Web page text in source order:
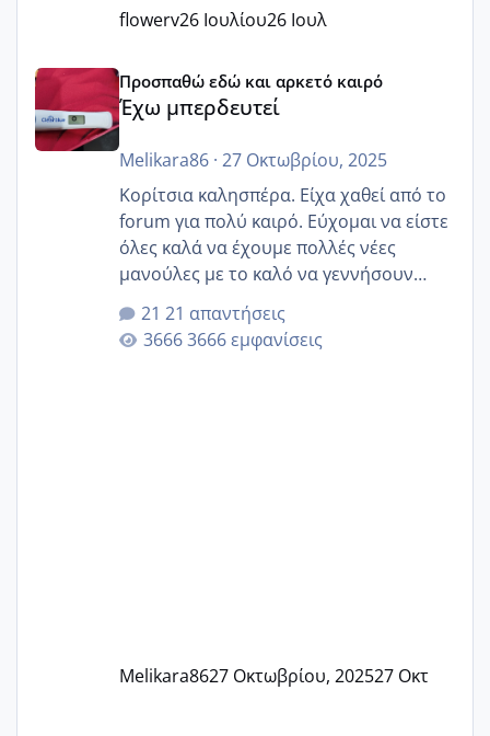
flowerv26 Ιουλίου26 Ιουλ
Έχω μπερδευτεί
Προσπαθώ εδώ και αρκετό καιρό
Έχω μπερδευτεί
Melikara86· 27 Οκτωβρίου, 2025
Κορίτσια καλησπέρα. Είχα χαθεί από το
forum για πολύ καιρό. Εύχομαι να είστε
όλες καλά να έχουμε πολλές νέες
μανούλες με το καλό να γεννήσουν
αυτές που ήδη περιμένουν. Να πάρουν
γερα μωράκια στην αγκαλίτσα τους
🙏🏼🙏🏼 Ας πάμε λοιπόν στο θέμα μου.
21 απαντήσεις
3666 εμφανίσεις
Melikara8627 Οκτωβρίου, 202527 Οκτ